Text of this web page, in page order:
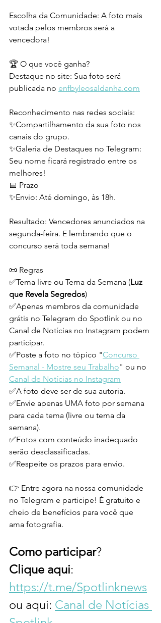
Escolha da Comunidade: A foto mais
votada pelos membros será a
vencedora!
🏆 O que você ganha?
Destaque no site: Sua foto será
publicada no enfbyleosaldanha.com
Reconhecimento nas redes sociais:
✨Compartilhamento da sua foto nos
canais do grupo.
✨Galeria de Destaques no Telegram:
Seu nome ficará registrado entre os
melhores!
📅 Prazo
✨Envio: Até domingo, às 18h.
Resultado: Vencedores anunciados na
segunda-feira. E lembrando que o
concurso será toda semana!
📜 Regras
✅Tema livre ou Tema da Semana (Luz
que Revela Segredos)
✅Apenas membros da comunidade
grátis no Telegram do Spotlink ou no
Canal de Notícias no Instagram podem
participar.
✅Poste a foto no tópico "Concurso
Semanal - Mostre seu Trabalho" ou no
Canal de Notícias no Instagram
✅A foto deve ser de sua autoria.
✅Envie apenas UMA foto por semana
para cada tema (livre ou tema da
semana).
✅Fotos com conteúdo inadequado
serão desclassificadas.
✅Respeite os prazos para envio.
👉 Entre agora na nossa comunidade
no Telegram e participe! É gratuito e
cheio de benefícios para você que
ama fotografia.
Como participar?
Clique aqui:
https://t.me/Spotlinknews
ou aqui: Canal de Notícias